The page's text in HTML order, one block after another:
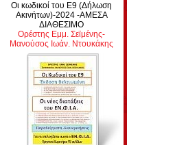
Οι κωδικοί του Ε9 (Δήλωση
Ακινήτων)-2024 -ΑΜΕΣΑ
ΔΙΑΘΕΣΙΜΟ
Ορέστης Εμμ. Σεϊμένης-
Μανούσος Ιωάν. Ντουκάκης